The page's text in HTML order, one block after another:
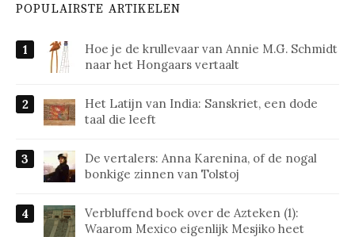
POPULAIRSTE ARTIKELEN
Hoe je de krullevaar van Annie M.G. Schmidt
naar het Hongaars vertaalt
Het Latijn van India: Sanskriet, een dode
taal die leeft
De vertalers: Anna Karenina, of de nogal
bonkige zinnen van Tolstoj
Verbluffend boek over de Azteken (1):
Waarom Mexico eigenlijk Mesjiko heet